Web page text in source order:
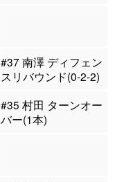
#37 南澤 ディフェン
スリバウンド(0-2-2)
#35 村田 ターンオー
バー(1本)